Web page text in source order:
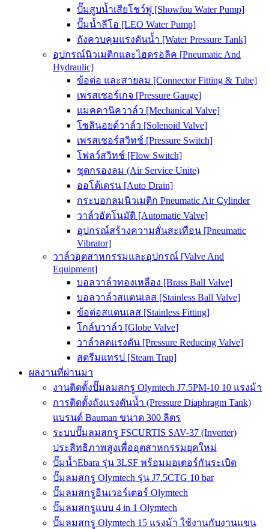
ปั๊มสูบน้ำเสียโชว์ฟู [Showfou Water Pump]
ปั๊มน้ำลีโอ [LEO Water Pump]
ถังควบคุมแรงดันน้ำ [Water Pressure Tank]
อุปกรณ์นิวเมติกและไฮดรอลิค [Pneumatic And
Hydraulic]
ข้อต่อ และสายลม [Connector Fitting & Tube]
เพรสเชอร์เกจ [Pressure Gauge]
แมคคานิควาล์ว [Mechanical Valve]
โซลินอยด์วาล์ว [Solenoid Valve]
เพรสเชอร์สวิทช์ [Pressure Switch]
โฟลว์สวิทช์ [Flow Switch]
ชุดกรองลม (Air Service Unite)
ออโต้เดรน [Auto Drain]
กระบอกลมนิวเมติก Pneumatic Air Cylinder
วาล์วอัตโนมัติ [Automatic Valve]
อุปกรณ์สร้างความสั่นสะเทือน [Pneumatic
Vibrator]
วาล์วอุตสาหกรรมและอุปกรณ์ [Valve And
Equipment]
บอลวาล์วทองเหลือง [Brass Ball Valve]
บอลวาล์วสแตนเลส [Stainless Ball Valve]
ข้อต่อสแตนเลส [Stainless Fitting]
โกล์บวาล์ว [Globe Valve]
วาล์วลดแรงดัน [Pressure Reducing Valve]
สตรีมแทรป [Steam Trap]
ผลงานที่ผ่านมา
งานติดตั้งปั๊มลมสกรู Olymtech J7.5PM-10 10 แรงม้า
การติดตั้งถังแรงดันน้ำ (Pressure Diaphragm Tank)
แบรนด์ Bauman ขนาด 300 ลิตร
ระบบปั๊มลมสกรู FSCURTIS SAV-37 (Inverter)
ประสิทธิภาพสูงเพื่ออุตสาหกรรมยุคใหม่
ปั๊มน้ำEbara รุ่น 3LSF พร้อมมอเตอร์กันระเบิด
ปั๊มลมสกรู Olymtech รุ่น J7.5CTG 10 bar
ปั๊มลมสกรูอินเวอร์เตอร์ Olymtech
ปั๊มลมสกรูแบบ 4 in 1 Olymtech
ปั๊มลมสกรู Olymtech 15 แรงม้า ใช้งานกับงานแขน